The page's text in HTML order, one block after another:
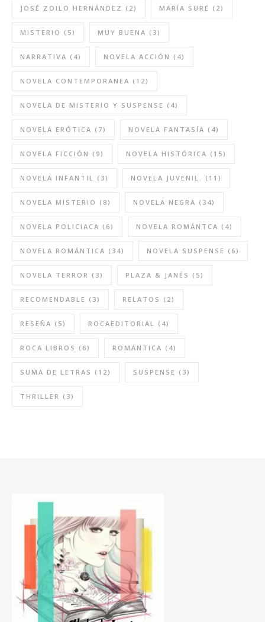
JOSÉ ZOILO HERNÁNDEZ (2) MARÍA SURÉ (2)
MISTERIO (5) MUY BUENA (3)
NARRATIVA (4) NOVELA ACCIÓN (4)
NOVELA CONTEMPORANEA (12)
NOVELA DE MISTERIO Y SUSPENSE (4)
NOVELA ERÓTICA (7) NOVELA FANTASÍA (4)
NOVELA FICCIÓN (9) NOVELA HISTÓRICA (15)
NOVELA INFANTIL (3) NOVELA JUVENIL. (11)
NOVELA MISTERIO (8) NOVELA NEGRA (34)
NOVELA POLICIACA (6) NOVELA ROMÁNTCA (4)
NOVELA ROMÁNTICA (34) NOVELA SUSPENSE (6)
NOVELA TERROR (3) PLAZA & JANÉS (5)
RECOMENDABLE (3) RELATOS (2)
RESEÑA (5) ROCAEDITORIAL (4)
ROCA LIBROS (6) ROMÁNTICA (4)
SUMA DE LETRAS (12) SUSPENSE (3)
THRILLER (3)